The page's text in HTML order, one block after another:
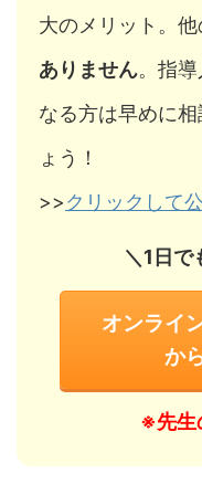
大のメリット。
ありません。指
なる方は早めに
ょう！
>>クリックして
＼1日で
オンライ
か
※先生